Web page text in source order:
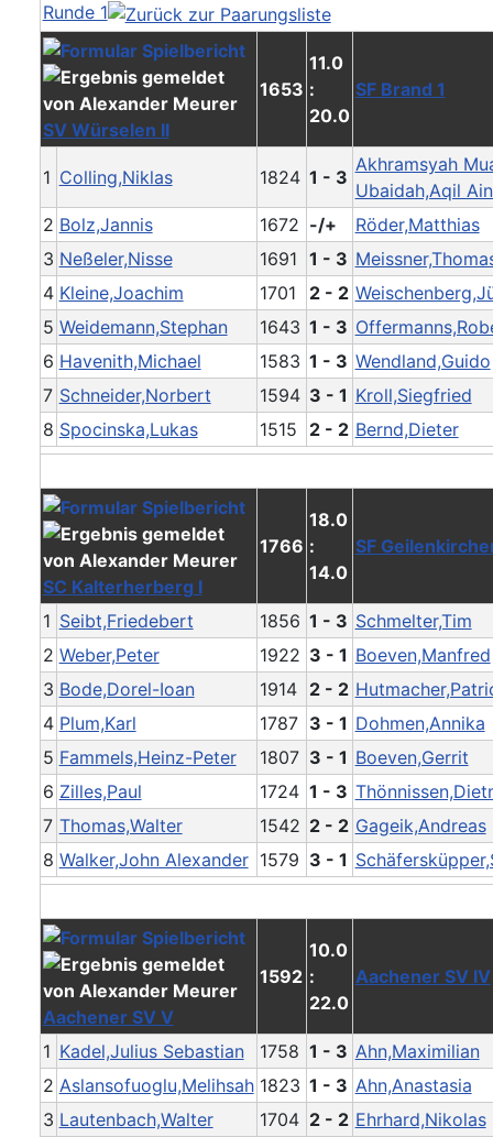
Runde 1
SV Würselen II
1653
11.0
:
20.0
SF Brand 1
1 Colling,Niklas 1824 1 - 3
Akhramsyah
Ubaidah,Aqil
2 Bolz,Jannis 1672 -/+
Röder,Matthias
3 Neßeler,Nisse 1691 1 - 3
4 Kleine,Joachim 1701 2 - 2
5 Weidemann,Stephan 1643 1 - 3
6 Havenith,Michael 1583 1 - 3 Wendland,Guido
7 Schneider,Norbert 1594 3 - 1 Kroll,Siegfried
8 Spocinska,Lukas 1515 2 - 2 Bernd,Dieter
SC Kalterherberg I
1766
18.0
:
14.0
SF
1 Seibt,Friedebert 1856 1 - 3 Schmelter,Tim
2 Weber,Peter 1922 3 - 1 Boeven,Manfred
3 Bode,Dorel-Ioan 1914 2 - 2
4 Plum,Karl 1787 3 - 1 Dohmen,Annika
5 Fammels,Heinz-Peter 1807 3 - 1 Boeven,Gerrit
6 Zilles,Paul 1724 1 - 3
7 Thomas,Walter 1542 2 - 2 Gageik,Andreas
8 Walker,John Alexander 1579 3 - 1
Aachener SV V
1592
10.0
:
22.0
Aachener SV IV
1 Kadel,Julius Sebastian 1758 1 - 3 Ahn,Maximilian
2 Aslansofuoglu,Melihsah 1823 1 - 3 Ahn,Anastasia
3 Lautenbach,Walter 1704 2 - 2 Ehrhard,Nikolas